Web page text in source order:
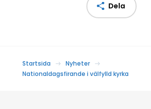
Dela
Startsida
Nyheter
Nationaldagsfirande i välfylld kyrka